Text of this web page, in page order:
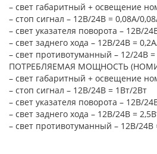
– свет габаритный + освещение
– стоп сигнал – 12В/24В = 0,08A/
– свет указателя поворота – 12В/
– свет заднего хода – 12В/24В =
– свет противотуманный – 12/24В =
ПОТРЕБЛЯЕМАЯ МОЩНОСТЬ
– свет габаритный + освещение
– стоп сигнал – 12В/24В = 1Вт/2Вт
– свет указателя поворота – 12В/
– свет заднего хода – 12В/24B =
– свет противотуманный – 12В/24B